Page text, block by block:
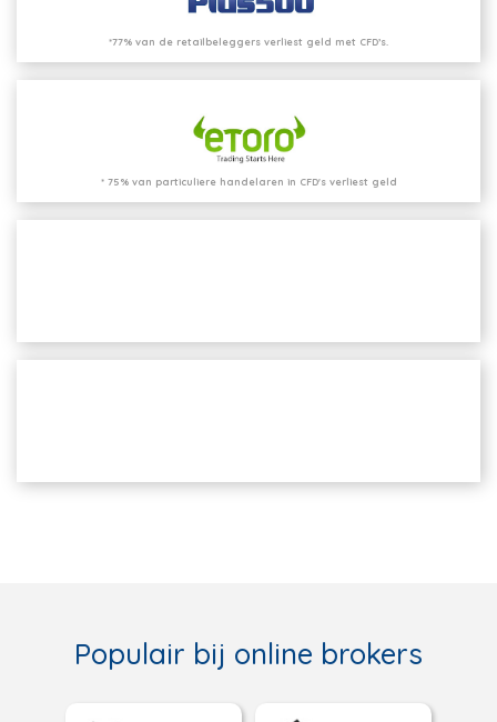
*77% van de retailbeleggers verliest geld met CFD’s.
* 75% van particuliere handelaren in CFD's verliest geld
Populair bij online brokers